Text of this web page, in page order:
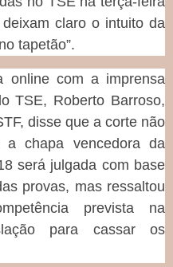
claro o intuito da
tapetão”.
online com a imprensa
TSE, Roberto Barroso,
disse que a corte não
chapa vencedora da
será julgada com base
provas, mas ressaltou
prevista na
para cassar os